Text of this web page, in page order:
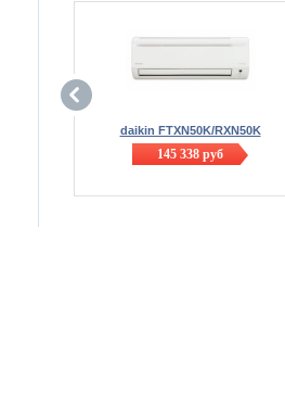
daikin FTXN50K/RXN50K
145 338 руб